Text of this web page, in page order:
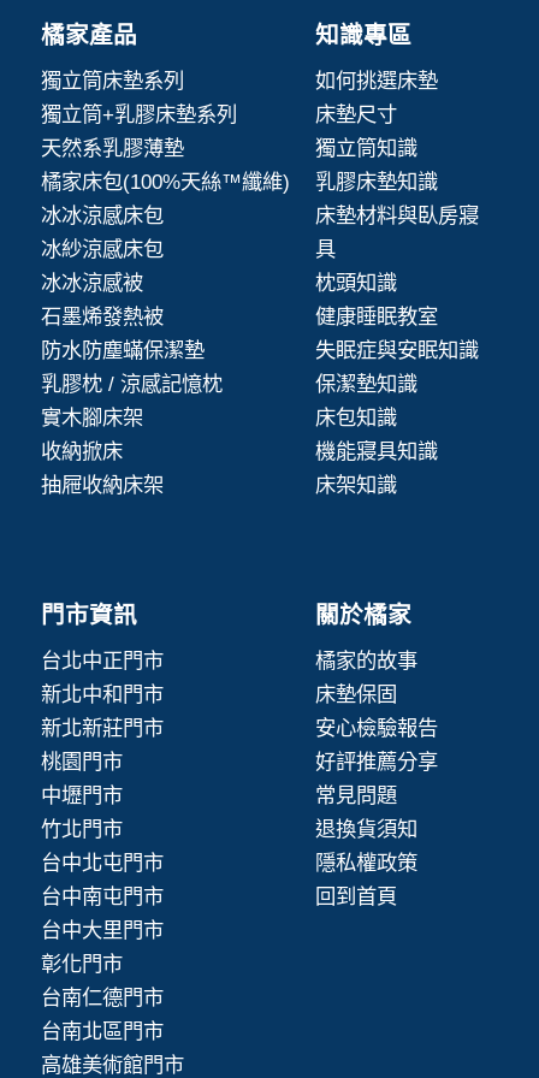
橘家產品
獨立筒床墊系列
獨立筒+乳膠床墊系列
天然系乳膠薄墊
橘家床包(100%天絲™纖維)
冰冰涼感床包
冰紗涼感床包
冰冰涼感被
石墨烯發熱被
防水防塵蟎保潔墊
乳膠枕 / 涼感記憶枕
實木腳床架
收納掀床
抽屜收納床架
知識專區
如何挑選床墊
床墊尺寸
獨立筒知識
乳膠床墊知識
床墊材料與臥房寢
具
枕頭知識
健康睡眠教室
失眠症與安眠知識
保潔墊知識
床包知識
機能寢具知識
床架知識
門市資訊
台北中正門市
新北中和門市
新北新莊門市
桃園門市
中壢門市
竹北門市
台中北屯門市
台中南屯門市
台中大里門市
彰化門市
台南仁德門市
台南北區門市
高雄美術館門市
關於橘家
橘家的故事
床墊保固
安心檢驗報告
好評推薦分享
常見問題
退換貨須知
隱私權政策
回到首頁